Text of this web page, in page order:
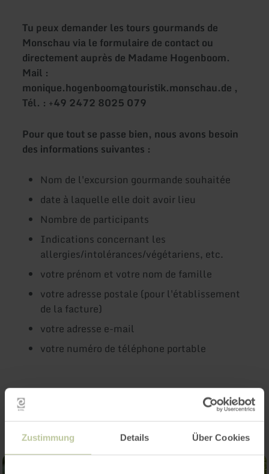
Zustimmung Details Über Cookies
Tu peux demander les tours gourmands de
Monschau via le formulaire de contact ou
directement auprès de Madame Hogenboom.
Mail :
monique.hogenboom@touristik.monschau.de ,
Tél. : +49 2472 8025 079
Pour que tout se passe bien, nous avons besoin
des informations suivantes :
Nom de l'excursion gourmande souhaitée
date à laquelle elle doit avoir lieu
Nombre de participants
Indications concernant les
allergies/intolérances/végétariens, etc.
votre prénom et votre nom de famille
votre adresse postale (pour l'établissement
de la facture)
votre adresse e-mail
votre numéro de téléphone portable
Impressions